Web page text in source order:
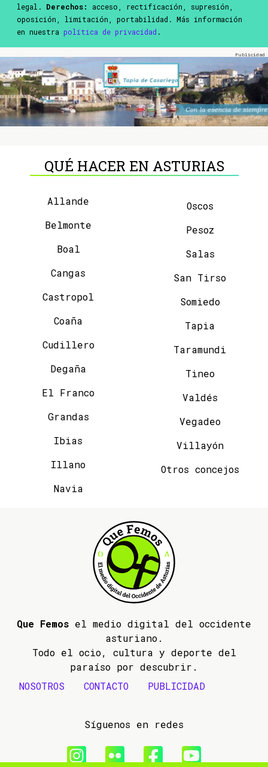
legal. Derechos:
acceso, rectificación, supresión,
oposición, limitación, portabilidad. Más información
en nuestra política de privacidad .
QUÉ HACER EN ASTURIAS
Allande
Belmonte
Boal
Cangas
Castropol
Coaña
Cudillero
Degaña
El Franco
Grandas
Ibias
Illano
Navia
Oscos
Pesoz
Salas
San Tirso
Somiedo
Tapia
Taramundi
Tineo
Valdés
Vegadeo
Villayón
Otros concejos
Que Femos el medio digital del occidente
asturiano.
Todo el ocio, cultura y deporte del
paraíso por descubrir.
NOSOTROS
CONTACTO PUBLICIDAD
Síguenos en redes